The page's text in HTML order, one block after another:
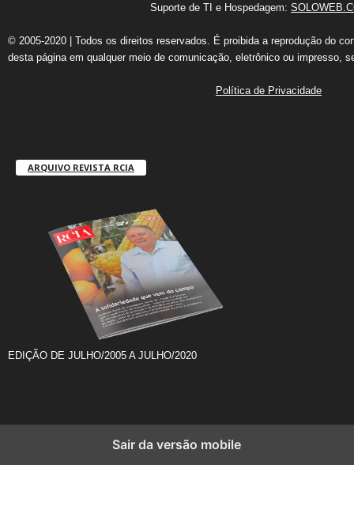
Suporte de TI e Hospedagem:
© 2005-2020 | Todos os direitos reservados. É proibida a reprodução do
desta página em qualquer meio de comunicação, eletrônico ou impresso,
Política de Privacidade
ARQUIVO REVISTA RCIA
EDIÇÃO DE JULHO/2005 A JULHO/2020
Sair da versão mobile